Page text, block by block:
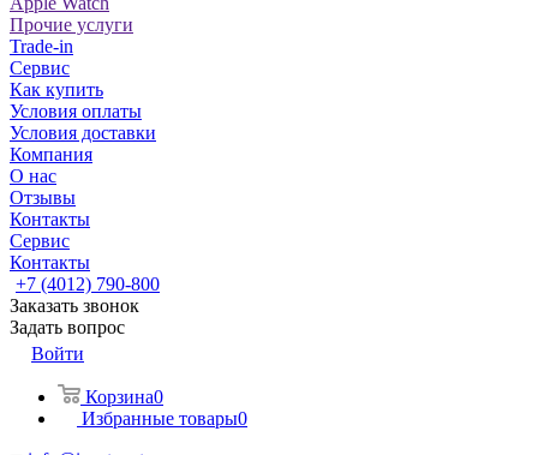
Прочие услуги
Trade-in
Сервис
Как купить
Условия оплаты
Условия доставки
Компания
О нас
Отзывы
Контакты
Сервис
Контакты
+7 (4012) 790-800
Заказать звонок
Задать вопрос
Войти
Корзина0
Избранные товары0